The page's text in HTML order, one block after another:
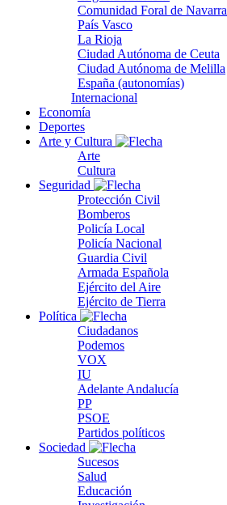
Comunidad Foral de Navarra
País Vasco
La Rioja
Ciudad Autónoma de Ceuta
Ciudad Autónoma de Melilla
España (autonomías)
Internacional
Economía
Deportes
Arte y Cultura
Arte
Cultura
Seguridad
Protección Civil
Bomberos
Policía Local
Policía Nacional
Guardia Civil
Armada Española
Ejército del Aire
Ejército de Tierra
Política
Ciudadanos
Podemos
VOX
IU
Adelante Andalucía
PP
PSOE
Partidos políticos
Sociedad
Sucesos
Salud
Educación